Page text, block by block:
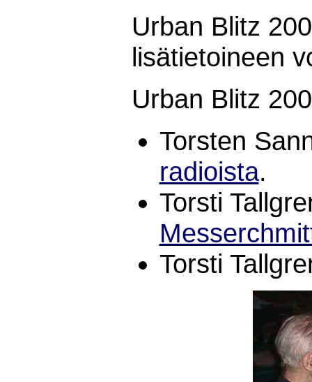
Urban Blitz
lisätietoineen
Urban Blitz
Torsten
radioista.
Torsti
Torsti